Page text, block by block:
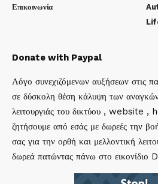
Επικοινωνία
Donate with Paypal
Λόγο συνεχιζόμενων αυξήσεων στις
σε δύσκολη θέση κάλυψη των
λειτουργιάς του δικτύου , website
ζητήσουμε από εσάς με δωρεές την
σας για την ορθή και μελλοντική
δωρεά πατώντας πάνω στο εικονίδιο